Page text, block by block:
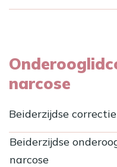
narcose
Beiderzijdse
Beiderzijdse
narcose